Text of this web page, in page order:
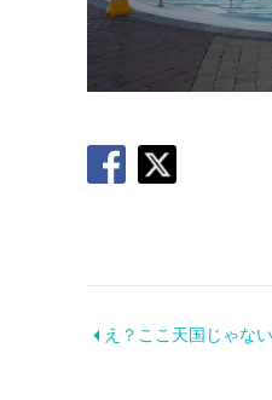
え？ここ天国じゃない可能性あ